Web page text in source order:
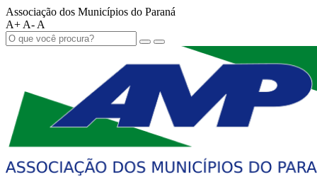
Associação dos Municípios do Paraná
A+ A- A